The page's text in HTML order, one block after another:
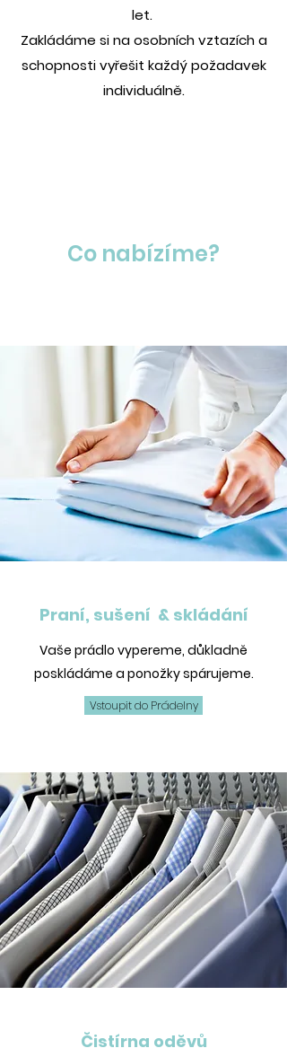
let.
Zakládáme si na osobních vztazích a
schopnosti vyřešit každý požadavek
individuálně.
Co nabízíme?
Praní, sušení & skládání
Vaše prádlo vypereme, důkladně
poskládáme a ponožky spárujeme.
Vstoupit do Prádelny
Čistírna oděvů